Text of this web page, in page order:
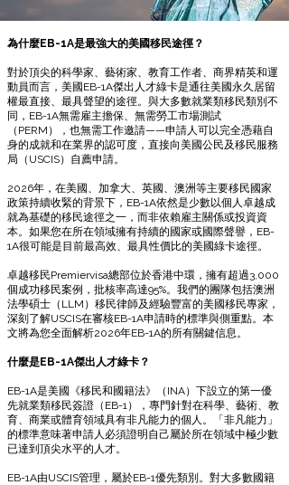
為什麼EB-1A是最強大的美國移民途徑？
對於頂尖的科學家、藝術家、教育工作者、商界精英和運
動員而言，美國EB-1A傑出人才綠卡是通往美國永久居留
權最直接、最具聲望的途徑。與大多數就業類移民類別不
同，EB-1A無需雇主擔保、無需勞工市場測試
（PERM），也無需工作邀請——申請人可以完全憑藉自
身的成就和在業界的認可度，直接向美國公民及移民服務
局（USCIS）自薦申請。
2026年，在美國、加拿大、英國、澳洲等主要移民國家
政策持續收緊的背景下，EB-1A依然是少數以個人卓越成
就為基礎的移民途徑之一，而非依賴雇主關係或投資資
本。如果您在所在領域擁有持續的國家或國際聲譽，EB-
1A很可能是目前最高效、最具性價比的美國綠卡途徑。
卓越移民Premiervisa總部位於香港中環，擁有超過3,000
個成功移民案例，批核率高達95%。我們的團隊包括澳洲
法學碩士（LLM）移民律師及經驗豐富的美國移民專家，
深刻了解USCIS在審核EB-1A申請時的標準與側重點。本
文將為您全面解析2026年EB-1A的所有關鍵信息。
什麼是EB-1A傑出人才綠卡？
EB-1A是美國《移民和國籍法》（INA）下設立的第一優
先就業類移民簽證（EB-1），專門針對在科學、藝術、教
育、商業或體育領域具有非凡能力的個人。「非凡能力」
的標準意味著申請人必須證明自己屬於所在領域中極少數
已達到頂尖水平的人才。
EB-1A由USCIS管理，屬於EB-1優先類別。對大多數國籍